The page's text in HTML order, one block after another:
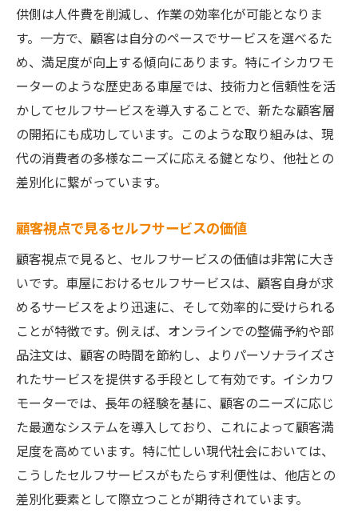
供側は人件費を削減し、作業の効率化が可能となりま
す。一方で、顧客は自分のペースでサービスを選べるた
め、満足度が向上する傾向にあります。特にイシカワモ
ーターのような歴史ある車屋では、技術力と信頼性を活
かしてセルフサービスを導入することで、新たな顧客層
の開拓にも成功しています。このような取り組みは、現
代の消費者の多様なニーズに応える鍵となり、他社との
差別化に繋がっています。
顧客視点で見るセルフサービスの価値
顧客視点で見ると、セルフサービスの価値は非常に大き
いです。車屋におけるセルフサービスは、顧客自身が求
めるサービスをより迅速に、そして効率的に受けられる
ことが特徴です。例えば、オンラインでの整備予約や部
品注文は、顧客の時間を節約し、よりパーソナライズさ
れたサービスを提供する手段として有効です。イシカワ
モーターでは、長年の経験を基に、顧客のニーズに応じ
た最適なシステムを導入しており、これによって顧客満
足度を高めています。特に忙しい現代社会においては、
こうしたセルフサービスがもたらす利便性は、他店との
差別化要素として際立つことが期待されています。